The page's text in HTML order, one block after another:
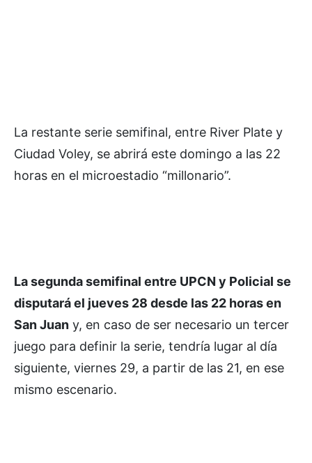
La restante serie semifinal, entre River Plate y
Ciudad Voley, se abrirá este domingo a las 22
horas en el microestadio “millonario”.
La segunda semifinal entre UPCN y Policial se
disputará el jueves 28 desde las 22 horas en
San Juan y, en caso de ser necesario un tercer
juego para definir la serie, tendría lugar al día
siguiente, viernes 29, a partir de las 21, en ese
mismo escenario.